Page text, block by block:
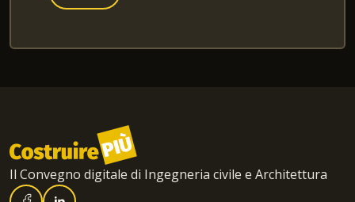
Il Convegno digitale di Ingegneria civile e Architettura